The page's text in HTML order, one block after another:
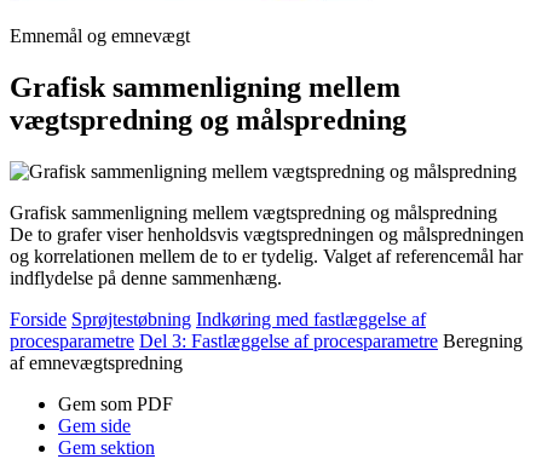
Emnemål og emnevægt
Grafisk sammenligning mellem
vægtspredning og målspredning
Grafisk sammenligning mellem vægtspredning og målspredning
De to grafer viser henholdsvis vægtspredningen og målspredningen
og korrelationen mellem de to er tydelig. Valget af referencemål har
indflydelse på denne sammenhæng.
Forside Sprøjtestøbning Indkøring med fastlæggelse af
procesparametre Del 3: Fastlæggelse af procesparametre Beregning
af emnevægtspredning
Gem som PDF
Gem side
Gem sektion